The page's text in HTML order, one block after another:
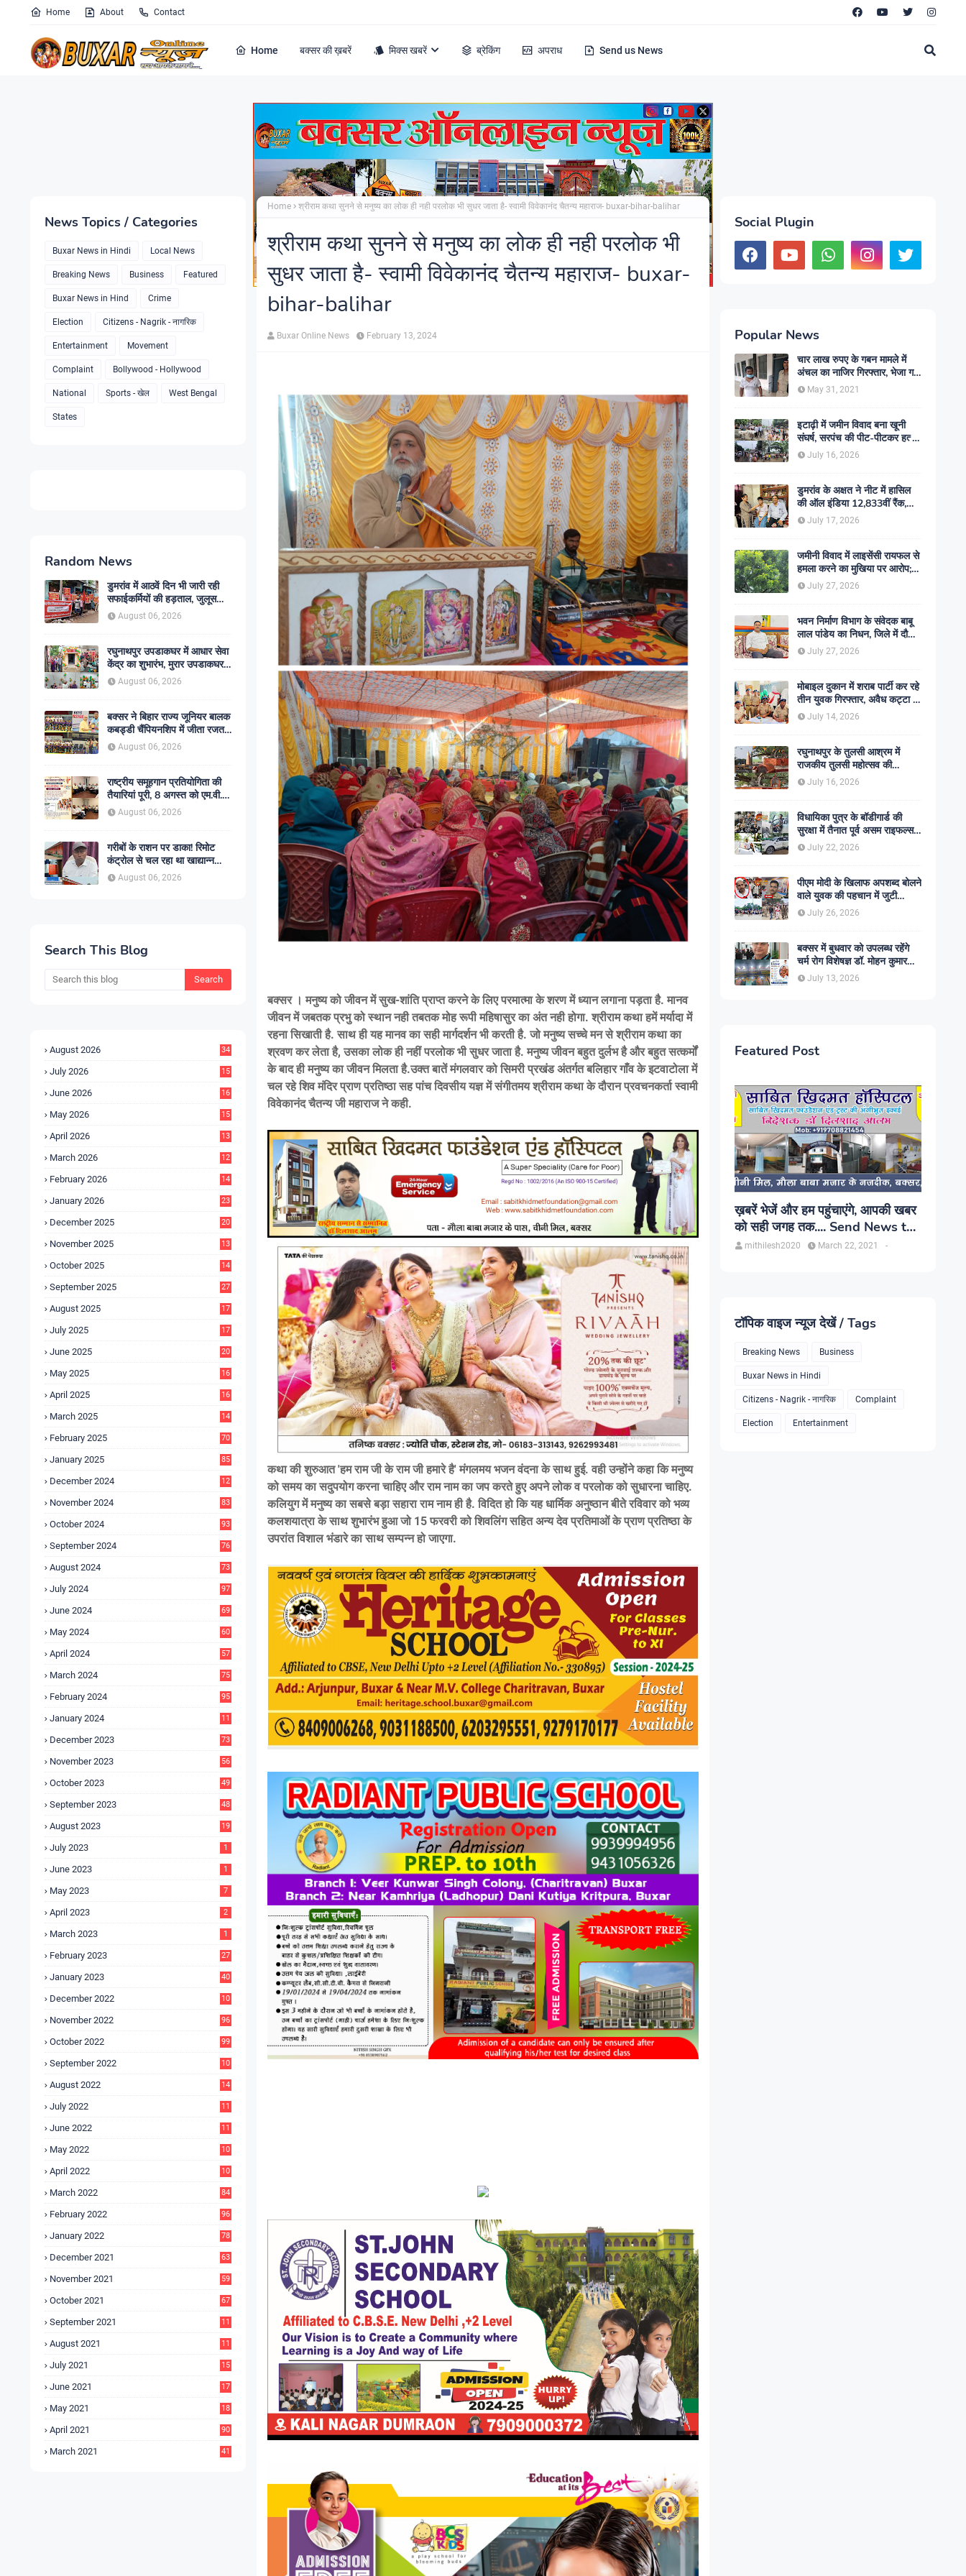
Home About Contact
Home बक्सर की ख़बरें मिक्स खबरें ब्रेकिंग अपराध Send us News
News Topics / Categories
Buxar News in Hindi Local News
Breaking News Business Featured
Buxar News in Hind Crime
Election Citizens - Nagrik - नागरिक
Entertainment Movement
Complaint Bollywood - Hollywood
National Sports - खेल West Bengal
States
Random News
डुमरांव में आठवें दिन भी जारी रही
सफाईकर्मियों की हड़ताल, जुलूस
निकाल सरकार के खिलाफ किया
प्रदर्शन
August 06, 2026
रघुनाथपुर उपडाकघर में आधार सेवा
केंद्र का शुभारंभ, मुरार उपडाकघर
नए भवन में हुआ स्थानांतरित
August 06, 2026
बक्सर ने बिहार राज्य जूनियर बालक
कबड्डी चैंपियनशिप में जीता रजत
पदक, रोमांचक फाइनल में सारण से
49-45 से हारा
August 06, 2026
राष्ट्रीय समूहगान प्रतियोगिता की
तैयारियां पूरी, 8 अगस्त को एम.वी.
कॉलेज में गूंजेंगे देशभक्ति के स्वर
August 06, 2026
गरीबों के राशन पर डाका! रिमोट
कंट्रोल से चल रहा था खाद्यान्न
चोरी का खेल! सिमरी गोदाम कांड में
एजीएम हटे, ट्रांसपोर्टर पर शिकंजा,
August 06, 2026
Search This Blog
August 2026 34
July 2026
15
June 2026
16
May 2026
15
April 2026
13
March 2026
12
February 2026
14
January 2026
23
December 2025
20
November 2025
13
October 2025
14
September 2025
27
August 2025
17
July 2025
17
June 2025
20
May 2025
16
April 2025
16
March 2025
14
February 2025 70
January 2025 85
December 2024
12
November 2024 83
October 2024 93
September 2024 76
August 2024 73
July 2024 97
June 2024 69
May 2024 60
April 2024 57
March 2024 75
February 2024 95
January 2024
11
December 2023 73
November 2023 56
October 2023 49
September 2023 48
August 2023 19
July 2023 1
June 2023 1
May 2023 7
April 2023 2
March 2023 1
February 2023 27
January 2023 40
December 2022
10
November 2022 96
October 2022 99
September 2022
10
August 2022
14
July 2022
11
June 2022
11
May 2022
10
April 2022
10
March 2022 84
February 2022 96
January 2022 78
December 2021 63
November 2021 59
October 2021 67
September 2021
11
August 2021
11
July 2021
15
June 2021
17
May 2021
18
April 2021 90
March 2021 41
Home श्रीराम कथा सुनने से मनुष्य का लोक ही नही परलोक भी सुधर जाता है- स्वामी विवेकानंद चैतन्य महाराज- buxar-bihar-balihar
श्रीराम कथा सुनने से मनुष्य का लोक ही नही परलोक भी
सुधर जाता है- स्वामी विवेकानंद चैतन्य महाराज- buxar-
bihar-balihar
Buxar Online News February 13, 2024
बक्सर । मनुष्य को जीवन में सुख-शांति प्राप्त करने के लिए परमात्मा के शरण में ध्यान लगाना पड़ता है. मानव
जीवन में जबतक प्रभु को स्थान नही तबतक मोह रूपी महिषासुर का अंत नही होगा. श्रीराम कथा हमें मर्यादा में
रहना सिखाती है. साथ ही यह मानव का सही मार्गदर्शन भी करती है. जो मनुष्य सच्चे मन से श्रीराम कथा का
श्रवण कर लेता है, उसका लोक ही नहीं परलोक भी सुधर जाता है. मनुष्य जीवन बहुत दुर्लभ है और बहुत सत्कर्मों
के बाद ही मनुष्य का जीवन मिलता है.उक्त बातें मंगलवार को सिमरी प्रखंड अंतर्गत बलिहार गाँव के इटवाटोला में
चल रहे शिव मंदिर प्राण प्रतिष्ठा सह पांच दिवसीय यज्ञ में संगीतमय श्रीराम कथा के दौरान प्रवचनकर्ता स्वामी
विवेकानंद चैतन्य जी महाराज ने कही.
कथा की शुरुआत 'हम राम जी के राम जी हमारे है' मंगलमय भजन वंदना के साथ हुई. वही उन्होंने कहा कि मनुष्य
को समय का सदुपयोग करना चाहिए और राम नाम का जप करते हुए अपने लोक व परलोक को सुधारना चाहिए.
कलियुग में मनुष्य का सबसे बड़ा सहारा राम नाम ही है. विदित हो कि यह धार्मिक अनुष्ठान बीते रविवार को भव्य
कलशयात्रा के साथ शुभारंभ हुआ जो 15 फरवरी को शिवलिंग सहित अन्य देव प्रतिमाओं के प्राण प्रतिष्ठा के
उपरांत विशाल भंडारे का साथ सम्पन्न हो जाएगा.
Social Plugin
Popular News
चार लाख रुपए के गबन मामले में
अंचल का नाजिर गिरफ्तार, भेजा गया
जेल- sent jail
May 31, 2021
इटाढ़ी में जमीन विवाद बना खूनी
संघर्ष, सरपंच की पीट-पीटकर हत्या;
दो बेटे घायल, सड़क जाम
July 16, 2026
डुमरांव के अक्षत ने नीट में हासिल
की ऑल इंडिया 12,833वीं रैंक,
ऑनलाइन पढ़ाई से रचा सफलता का
इतिहास
July 17, 2026
जमीनी विवाद में लाइसेंसी रायफल से
हमला करने का मुखिया पर आरोप;
मामले की जांच में जुटी पुलिस
July 27, 2026
भवन निर्माण विभाग के संवेदक बाबू
लाल पांडेय का निधन, जिले में दौड़ी
शोक की लहर
July 27, 2026
मोबाइल दुकान में शराब पार्टी कर रहे
तीन युवक गिरफ्तार, अवैध कट्टा व
कारतूस बरामद
July 14, 2026
रघुनाथपुर के तुलसी आश्रम में
राजकीय तुलसी महोत्सव की
अनुशंसा, बीडीओ ने भेजी
सकारात्मक रिपोर्ट
July 16, 2026
विधायिका पुत्र के बॉडीगार्ड की
सुरक्षा में तैनात पूर्व असम राइफल्स
जवान की गोली मारकर हत्या,
सहकर्मी अंगरक्षक गिरफ्तार
July 22, 2026
पीएम मोदी के खिलाफ अपशब्द बोलने
वाले युवक की पहचान में जुटी
पुलिस, बक्सर एसपी ने दिए सख्त
कार्रवाई के संकेत
July 26, 2026
बक्सर में बुधवार को उपलब्ध रहेंगे
चर्म रोग विशेषज्ञ डॉ. मोहन कुमार
सिंह, प्रकाश यूरो क्लिनिक में होगा
परामर्श
July 13, 2026
Featured Post
ख़बरें भेजें और हम पहुंचाएंगे, आपकी खबर
को सही जगह तक.... Send News to
us!mithilesh2020 -
March 22, 2021
टॉपिक वाइज न्यूज देखें / Tags
Breaking News Business
Buxar News in Hindi
Citizens - Nagrik - नागरिक Complaint
Election Entertainment